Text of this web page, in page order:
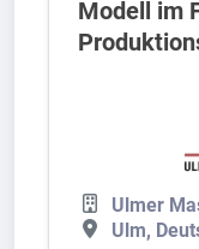
Modell im
Ulmer
Ulm,